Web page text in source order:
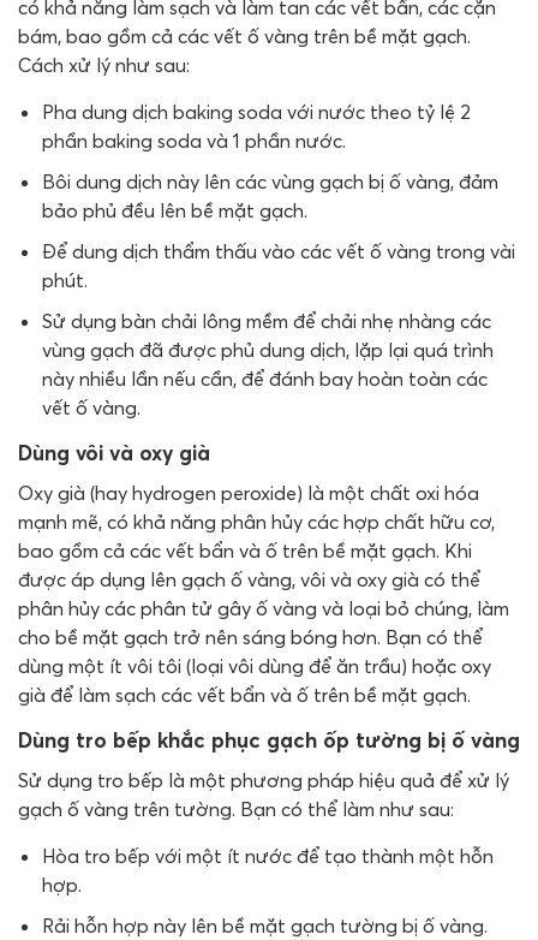
có khả năng làm sạch và làm tan các vết bẩn, các cặn
bám, bao gồm cả các vết ố vàng trên bề mặt gạch.
Cách xử lý như sau:
Pha dung dịch baking soda với nước theo tỷ lệ 2
phần baking soda và 1 phần nước.
Bôi dung dịch này lên các vùng gạch bị ố vàng, đảm
bảo phủ đều lên bề mặt gạch.
Để dung dịch thẩm thấu vào các vết ố vàng trong vài
phút.
Sử dụng bàn chải lông mềm để chải nhẹ nhàng các
vùng gạch đã được phủ dung dịch, lặp lại quá trình
này nhiều lần nếu cần, để đánh bay hoàn toàn các
vết ố vàng.
Dùng vôi và oxy già
Oxy già (hay hydrogen peroxide) là một chất oxi hóa
mạnh mẽ, có khả năng phân hủy các hợp chất hữu cơ,
bao gồm cả các vết bẩn và ố trên bề mặt gạch. Khi
được áp dụng lên gạch ố vàng, vôi và oxy già có thể
phân hủy các phân tử gây ố vàng và loại bỏ chúng, làm
cho bề mặt gạch trở nên sáng bóng hơn. Bạn có thể
dùng một ít vôi tôi (loại vôi dùng để ăn trầu) hoặc oxy
già để làm sạch các vết bẩn và ố trên bề mặt gạch.
Dùng tro bếp khắc phục gạch ốp tường bị ố vàng
Sử dụng tro bếp là một phương pháp hiệu quả để xử lý
gạch ố vàng trên tường. Bạn có thể làm như sau:
Hòa tro bếp với một ít nước để tạo thành một hỗn
hợp.
Rải hỗn hợp này lên bề mặt gạch tường bị ố vàng.